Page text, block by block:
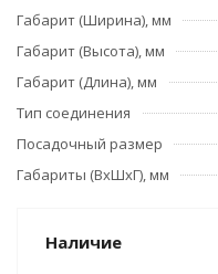
Габарит (Ширина), мм
Габарит (Высота), мм
Габарит (Длина), мм
Тип соединения
Посадочный размер
Габариты (ВхШхГ), мм
Наличие